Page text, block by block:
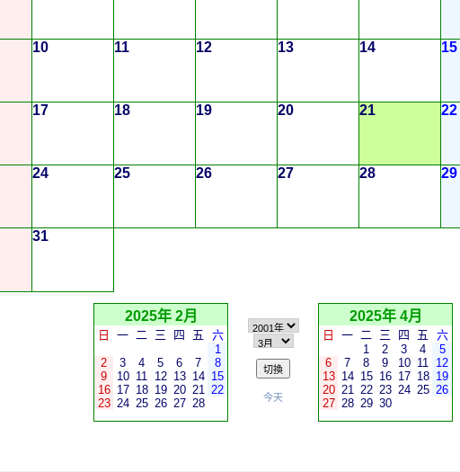
10 11 12 13 14 15
17 18 19 20 21 22
24 25 26 27 28 29
31
2025年 2月
日 一 二 三 四 五
六
1
2
3 4 5 6 7
8
9
10 11 12 13 14 15
16 17 18 19 20 21 22
23 24 25 26 27 28 今天
2025年 4月
日 一 二 三 四 五
六
1
2 3 4
5
6
7 8 9 10 11 12
13 14 15 16 17 18 19
20 21 22 23 24 25 26
27 28 29 30